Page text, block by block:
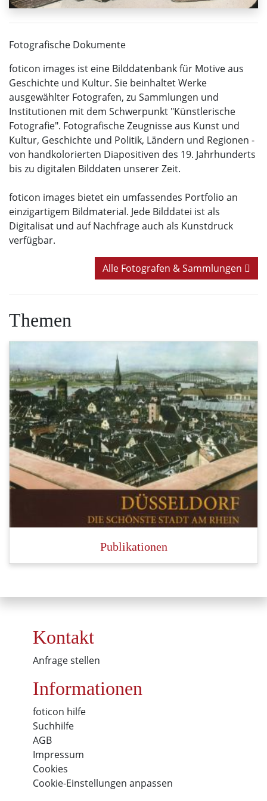
Fotografische Dokumente
foticon images ist eine Bilddatenbank für Motive aus
Geschichte und Kultur. Sie beinhaltet Werke
ausgewählter Fotografen, zu Sammlungen und
Institutionen mit dem Schwerpunkt "Künstlerische
Fotografie". Fotografische Zeugnisse aus Kunst und
Kultur, Geschichte und Politik, Ländern und Regionen -
von handkolorierten Diapositiven des 19. Jahrhunderts
bis zu digitalen Bilddaten unserer Zeit.
foticon images bietet ein umfassendes Portfolio an
einzigartigem Bildmaterial. Jede Bilddatei ist als
Digitalisat und auf Nachfrage auch als Kunstdruck
verfügbar.
Alle Fotografen & Sammlungen
Themen
Publikationen
Kontakt
Anfrage stellen
Informationen
foticon hilfe
Suchhilfe
AGB
Impressum
Cookies
Cookie-Einstellungen anpassen